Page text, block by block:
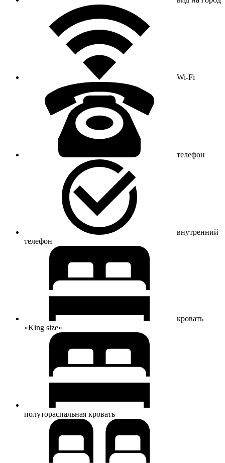
Wi-Fi
телефон
внутренний
телефон
кровать
«King size»
полутораспальная кровать